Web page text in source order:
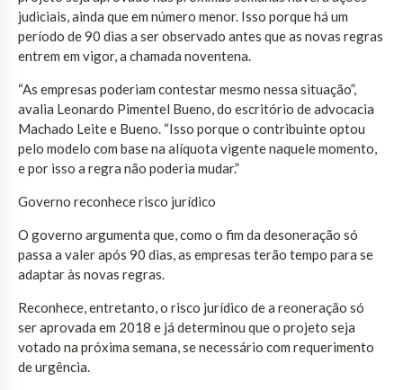
judiciais, ainda que em número menor. Isso porque há um
período de 90 dias a ser observado antes que as novas regras
entrem em vigor, a chamada noventena.
“As empresas poderiam contestar mesmo nessa situação”,
avalia Leonardo Pimentel Bueno, do escritório de advocacia
Machado Leite e Bueno. “Isso porque o contribuinte optou
pelo modelo com base na alíquota vigente naquele momento,
e por isso a regra não poderia mudar.”
Governo reconhece risco jurídico
O governo argumenta que, como o fim da desoneração só
passa a valer após 90 dias, as empresas terão tempo para se
adaptar às novas regras.
Reconhece, entretanto, o risco jurídico de a reoneração só
ser aprovada em 2018 e já determinou que o projeto seja
votado na próxima semana, se necessário com requerimento
de urgência.